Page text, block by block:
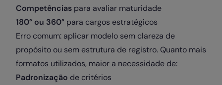
Competências para avaliar maturidade
180° ou 360° para cargos estratégicos
Erro comum: aplicar modelo sem clareza de
propósito ou sem estrutura de registro. Quanto mais
formatos utilizados, maior a necessidade de:
Padronização de critérios